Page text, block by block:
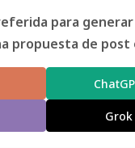
para
propuesta de post
Grok